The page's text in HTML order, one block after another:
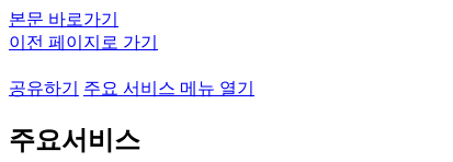
본문 바로가기
이전 페이지로 가기
공유하기 주요 서비스 메뉴 열기
주요서비스